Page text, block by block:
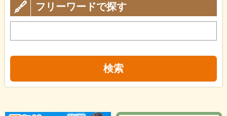
フリーワードで探す
検索